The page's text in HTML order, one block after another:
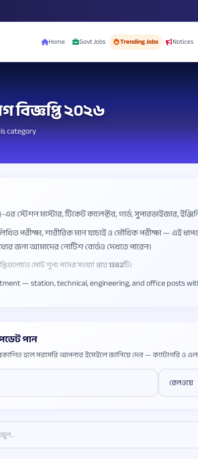
Home Govt Jobs Trending Jobs Notices
বিজ্ঞপ্তি ২০২৬
category
স্টেশন মাস্টার, টিকেট কালেক্টর, গার্ড, সুপারভাইজার,
পরীক্ষা, শারীরিক মান যাচাই ও মৌখিক পরীক্ষা — এই
জন্য আমাদের নোটিশ বোর্ডও দেখতে পারেন।
মোট শূন্য পদের সংখ্যা প্রায়1382টি।
— station, technical, engineering, and office posts
পান
হলে সরাসরি আপনার ইমেইলে জানিয়ে দেব — ক্যাটাগরি ও